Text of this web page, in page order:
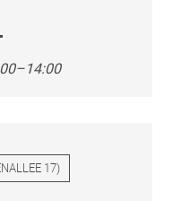
17)